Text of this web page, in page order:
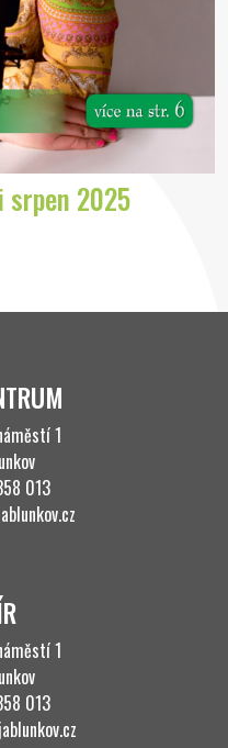
srpen 2025
1
013
1
013